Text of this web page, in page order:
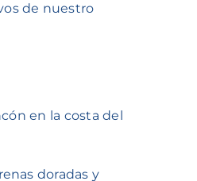
de nuestro
en la costa del
doradas y